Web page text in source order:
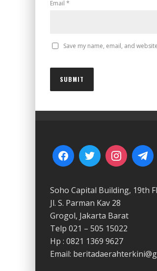
Email *
Save my name, email, and
Soho Capital Building, 19th
Jl. S. Parman Kav 28
Grogol, Jakarta Barat
Telp 021 – 505 15022
Hp : 0821 1369 9627
Email: